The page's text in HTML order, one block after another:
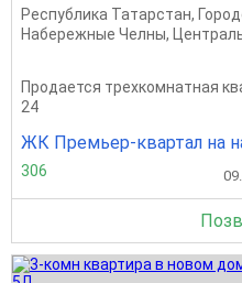
Республика Татарстан,
Набережные Челны,
Продается трехкомнатная
24
ЖК Премьер-квартал на
306